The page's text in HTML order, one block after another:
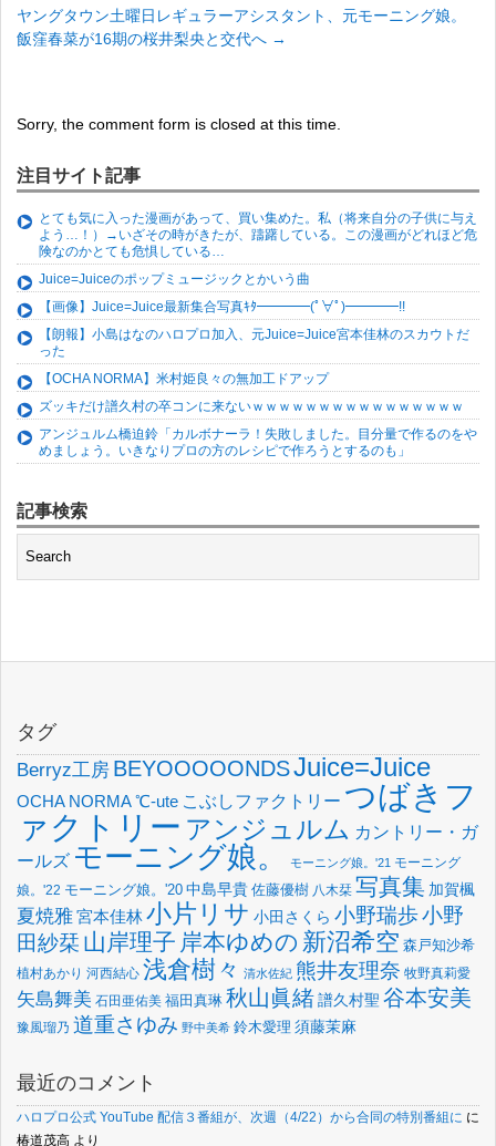
ヤングタウン土曜日レギュラーアシスタント、元モーニング娘。
飯窪春菜が16期の桜井梨央と交代へ →
Sorry, the comment form is closed at this time.
注目サイト記事
とても気に入った漫画があって、買い集めた。私（将来自分の子供に与え
よう…！）→いざその時がきたが、躊躇している。この漫画がどれほど危
険なのかとても危惧している…
Juice=Juiceのポップミュージックとかいう曲
【画像】Juice=Juice最新集合写真ｷﾀ━━━━(ﾟ∀ﾟ)━━━━!!
【朗報】小島はなのハロプロ加入、元Juice=Juice宮本佳林のスカウトだ
った
【OCHA NORMA】米村姫良々の無加工ドアップ
ズッキだけ譜久村の卒コンに来ないｗｗｗｗｗｗｗｗｗｗｗｗｗｗｗｗ
アンジュルム橋迫鈴「カルボナーラ！失敗しました。目分量で作るのをや
めましょう。いきなりプロの方のレシピで作ろうとするのも」
記事検索
タグ
Berryz工房 BEYOOOOONDSJuice=Juice
OCHA NORMA℃-ute こぶしファクトリー つばきフ
ァクトリー アンジュルム カントリー・ガ
ールズ モーニング娘。 モーニング娘。'21 モーニング
娘。'22 モーニング娘。'20 中島早貴 佐藤優樹 八木栞 写真集 加賀楓
夏焼雅宮本佳林小片リサ 小田さくら 小野瑞歩小野
田紗栞 山岸理子 岸本ゆめの 新沼希空 森戸知沙希
植村あかり 河西結心 浅倉樹々 清水佐紀 熊井友理奈 牧野真莉愛
矢島舞美 石田亜佑美 福田真琳 秋山眞緒譜久村聖 谷本安美
豫風瑠乃 道重さゆみ 野中美希 鈴木愛理 須藤茉麻
最近のコメント
ハロプロ公式 YouTube 配信３番組が、次週（4/22）から合同の特別番組に に
椿道茂高 より